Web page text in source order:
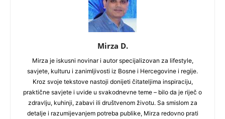
Mirza D.
Mirza je iskusni novinar i autor specijalizovan za lifestyle,
savjete, kulturu i zanimljivosti iz Bosne i Hercegovine i regije.
Kroz svoje tekstove nastoji donijeti čitateljima inspiraciju,
praktične savjete i uvide u svakodnevne teme – bilo da je riječ o
zdravlju, kuhinji, zabavi ili društvenom životu. Sa smislom za
detalje i razumijevanjem potreba publike, Mirza redovno prati